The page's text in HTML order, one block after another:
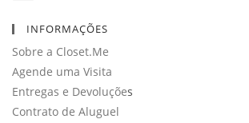
INFORMAÇÕES
Sobre a Closet.Me
Agende uma Visita
Entregas e Devoluções
Contrato de Aluguel